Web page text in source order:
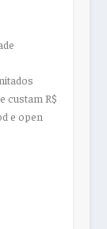
custam R$
e open